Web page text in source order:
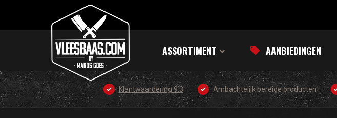
ASSORTIMENT AANBIEDINGEN
Klantwaardering 9.3 Ambachtelijk bereide producten